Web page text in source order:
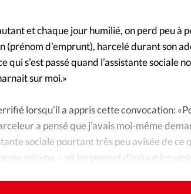
Opinions
Aujourd'hui
des Eglises
Vie Intérieure
et chaque jour humilié, on perd peu à
(prénom d’emprunt), harcelé durant son
qui s’est passé quand l’assistante sociale
sur moi.»
lorsqu’il a appris cette convocation:
a pensé que j’avais moi-même
sociale pourtant très peu avisée de ce
minime – ait largement diminué les